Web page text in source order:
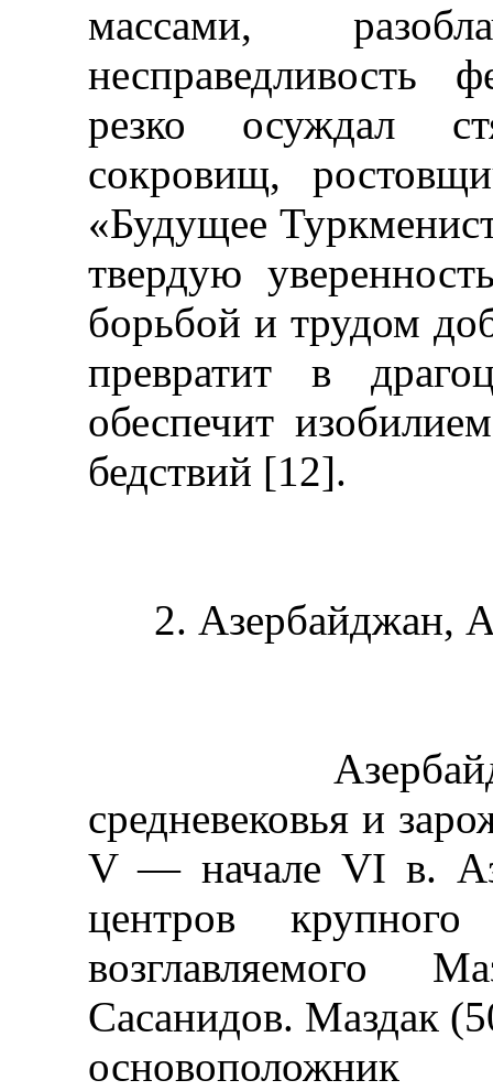
массами,
несправедливость
резко осуждал
сокровищ,
«Будущее
твердую
борьбой и трудом
превратит в
обеспечит
бедствий [12].
2. Азербайджан,
средневековья и
V — начале VI в.
центров
возглавляемого
Сасанидов. Маздак
основоположник